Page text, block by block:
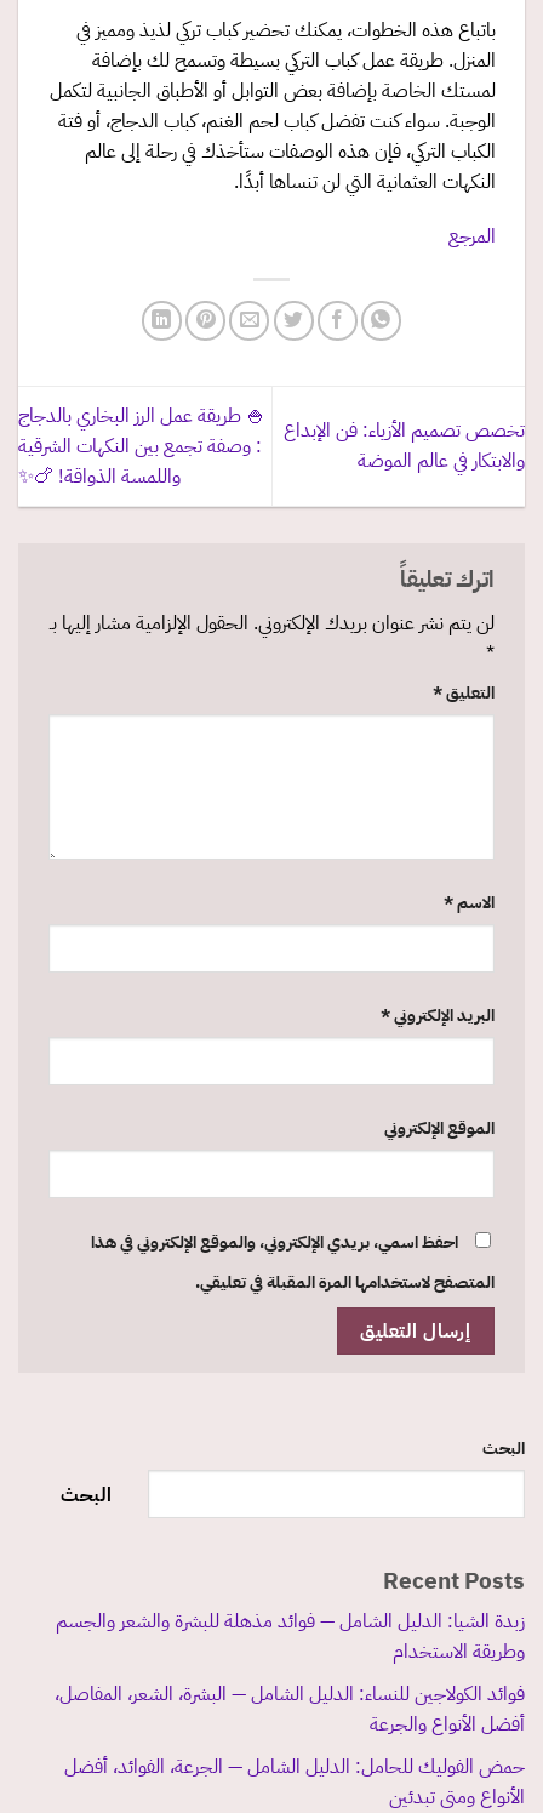
البحث
البحث
Recent Posts
زبدة الشيا: الدليل الشامل — فوائد مذهلة للبشرة والشعر والجسم
وطريقة الاستخدام
فوائد الكولاجين للنساء: الدليل الشامل — البشرة، الشعر، المفاصل،
أفضل الأنواع والجرعة
حمض الفوليك للحامل: الدليل الشامل — الجرعة، الفوائد، أفضل
الأنواع ومتى تبدئين
باتباع هذه الخطوات، يمكنك تحضير كباب تركي لذيذ ومميز في
المنزل. طريقة عمل كباب التركي بسيطة وتسمح لك بإضافة
لمستك الخاصة بإضافة بعض التوابل أو الأطباق الجانبية لتكمل
الوجبة. سواء كنت تفضل كباب لحم الغنم، كباب الدجاج، أو فتة
الكباب التركي، فإن هذه الوصفات ستأخذك في رحلة إلى عالم
النكهات العثمانية التي لن تنساها أبدًا.
المرجع
تخصص تصميم الأزياء: فن الإبداع
والابتكار في عالم الموضة
🍚 طريقة عمل الرز البخاري بالدجاج
: وصفة تجمع بين النكهات الشرقية
واللمسة الذواقة! 🍗✨
اترك تعليقاً
لن يتم نشر عنوان بريدك الإلكتروني. الحقول الإلزامية مشار إليها بـ
*
التعليق*
الاسم*
البريد الإلكتروني*
الموقع الإلكتروني
احفظ اسمي، بريدي الإلكتروني، والموقع الإلكتروني في هذا
المتصفح لاستخدامها المرة المقبلة في تعليقي.